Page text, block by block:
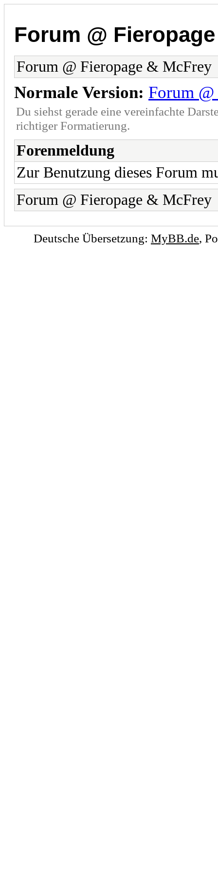
Forum @
Forum @ Fieropage & McFrey
Normale Version: Forum
Du siehst gerade eine vereinfachte
richtiger Formatierung.
Forenmeldung
Zur Benutzung dieses Forum
Forum @ Fieropage & McFrey
Deutsche Übersetzung: MyBB.de,